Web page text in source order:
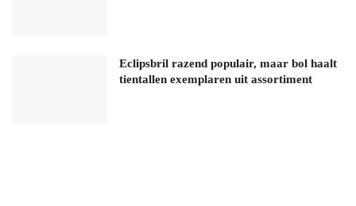
Eclipsbril razend populair, maar bol haalt
tientallen exemplaren uit assortiment